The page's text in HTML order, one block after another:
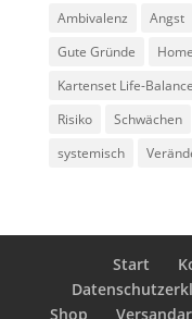
Ambivalenz Angst
Gute Gründe
Kartenset Life-Balance
Risiko
Schwächen
systemisch
Start
Shop